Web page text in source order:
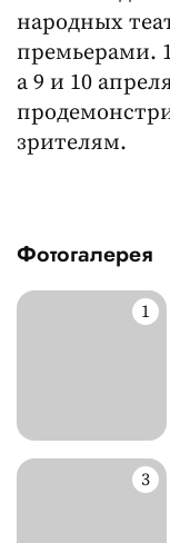
народных
премьерами.
а 9 и 10
зрителям.
Фотогалерея